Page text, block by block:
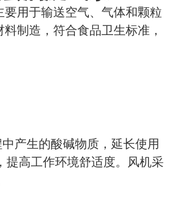
用于输送空气、气体和颗粒
制造，符合食品卫生标准，
产生的酸碱物质，延长使用
高工作环境舒适度。
风机采